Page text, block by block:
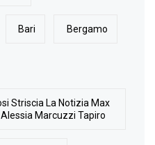
Bari Bergamo
Striscia La Notizia Max
Marcuzzi Tapiro